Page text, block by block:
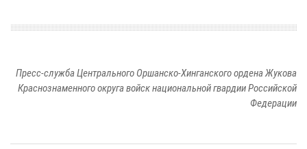
Пресс-служба Центрального Оршанско-Хинганского ордена Жукова
Краснознаменного округа войск национальной гвардии Российской
Федерации